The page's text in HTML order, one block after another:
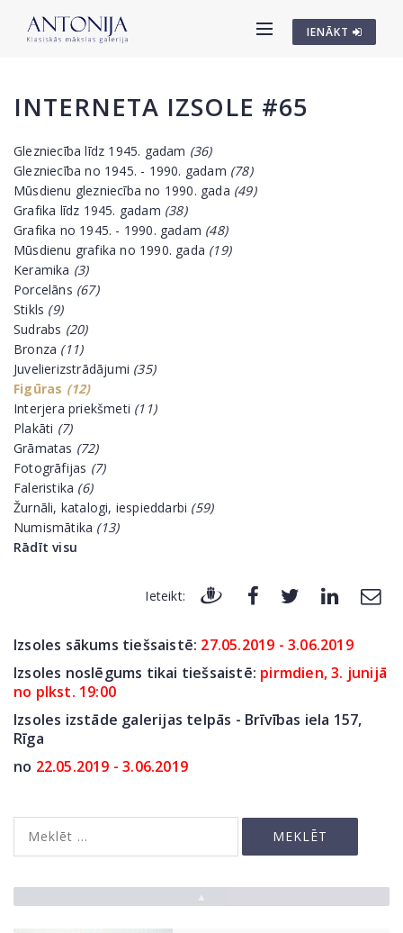
IENĀKT
INTERNETA IZSOLE #65
Glezniecība līdz 1945. gadam (36)
Glezniecība no 1945. - 1990. gadam (78)
Mūsdienu glezniecība no 1990. gada (49)
Grafika līdz 1945. gadam (38)
Grafika no 1945. - 1990. gadam (48)
Mūsdienu grafika no 1990. gada (19)
Keramika (3)
Porcelāns (67)
Stikls (9)
Sudrabs (20)
Bronza (11)
Juvelierizstrādājumi (35)
Figūras (12)
Interjera priekšmeti (11)
Plakāti (7)
Grāmatas (72)
Fotogrāfijas (7)
Faleristika (6)
Žurnāli, katalogi, iespieddarbi (59)
Numismātika (13)
Rādīt visu
Ieteikt:
Izsoles sākums tiešsaistē: 27.05.2019 - 3.06.2019
Izsoles noslēgums tikai tiešsaistē: pirmdien, 3. junijā
no plkst. 19:00
Izsoles izstāde galerijas telpās - Brīvības iela 157,
Rīga
no 22.05.2019 - 3.06.2019